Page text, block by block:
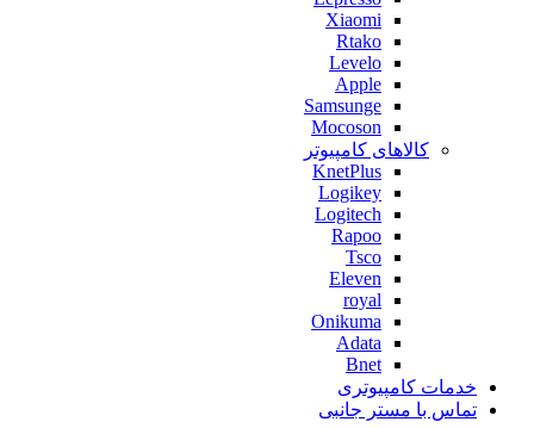
Xiaomi
Rtako
Levelo
Apple
Samsunge
Mocoson
کالاهای کامپیوتر
KnetPlus
Logikey
Logitech
Rapoo
Tsco
Eleven
royal
Onikuma
Adata
Bnet
خدمات کامپیوتری
تماس با مستر جانبی